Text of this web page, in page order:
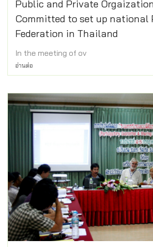
Public and Private
Committed to set up national
Federation in Thailand
In the meeting of ov
อ่านต่อ